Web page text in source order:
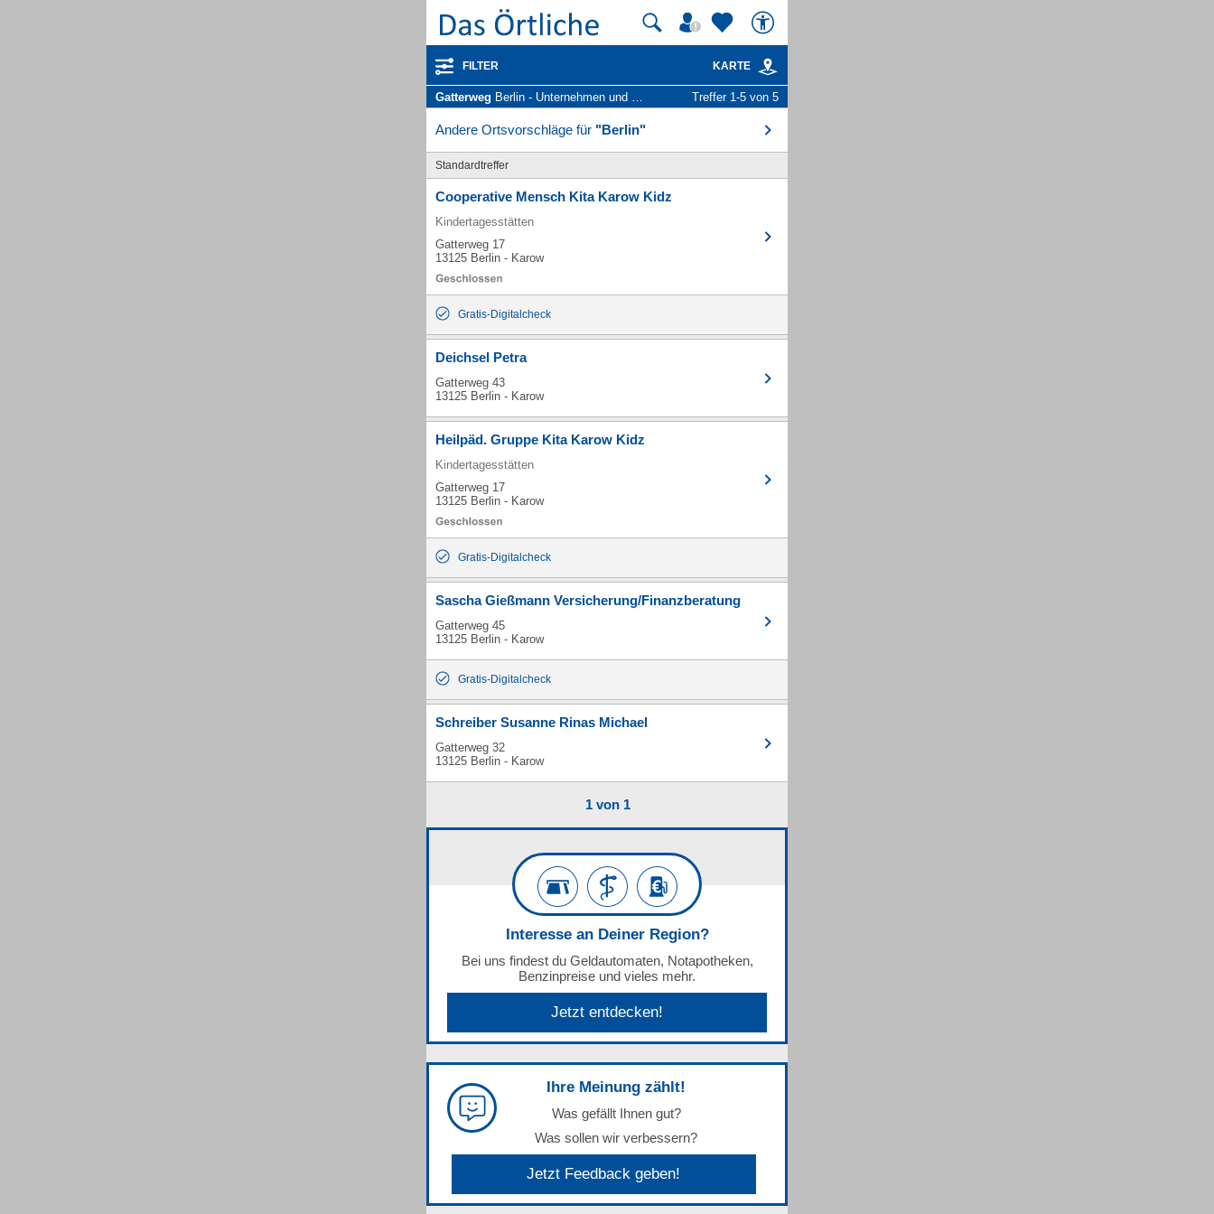
FILTER KARTE
Gatterweg Berlin - Unternehmen und Personen Treffer 1-5 von 5
Andere Ortsvorschläge für "Berlin"
Standardtreffer
Cooperative Mensch Kita Karow Kidz
Kindertagesstätten
Gatterweg 17
13125 Berlin - Karow
Gratis-Digitalcheck
Deichsel Petra
Gatterweg 43
13125 Berlin - Karow
Heilpäd. Gruppe Kita Karow Kidz
Kindertagesstätten
Gatterweg 17
13125 Berlin - Karow
Gratis-Digitalcheck
Sascha Gießmann Versicherung/Finanzberatung
Gatterweg 45
13125 Berlin - Karow
Gratis-Digitalcheck
Schreiber Susanne Rinas Michael
Gatterweg 32
13125 Berlin - Karow
1 von 1
Interesse an Deiner Region?
Bei uns findest du Geldautomaten, Notapotheken,
Benzinpreise und vieles mehr.
Jetzt entdecken!
Ihre Meinung zählt!
Was gefällt Ihnen gut?
Was sollen wir verbessern?
Jetzt Feedback geben!